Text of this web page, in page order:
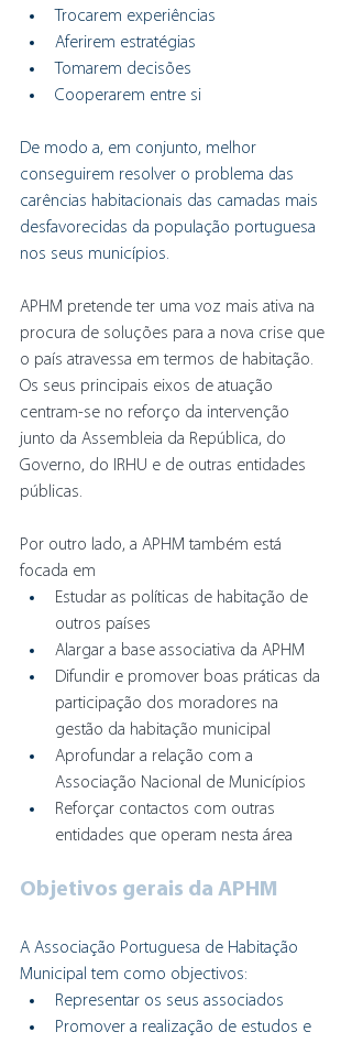
Trocarem experiências
Aferirem estratégias
Tomarem decisões
Cooperarem entre si
De modo a, em conjunto, melhor
conseguirem resolver o problema das
carências habitacionais das camadas mais
desfavorecidas da população portuguesa
nos seus municípios.
APHM pretende ter uma voz mais ativa na
procura de soluções para a nova crise que
o país atravessa em termos de habitação.
Os seus principais eixos de atuação
centram-se no reforço da intervenção
junto da Assembleia da República, do
Governo, do IRHU e de outras entidades
públicas.
Por outro lado, a APHM também está
focada em
Estudar as políticas de habitação de
outros países
Alargar a base associativa da APHM
Difundir e promover boas práticas da
participação dos moradores na
gestão da habitação municipal
Aprofundar a relação com a
Associação Nacional de Municípios
Reforçar contactos com outras
entidades que operam nesta área
Objetivos gerais da APHM
A Associação Portuguesa de Habitação
Municipal tem como objectivos:
Representar os seus associados
Promover a realização de estudos e